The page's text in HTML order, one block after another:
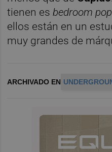
tienen esbedroom pop
ellos están en un
muy grandes de
ARCHIVADO EN